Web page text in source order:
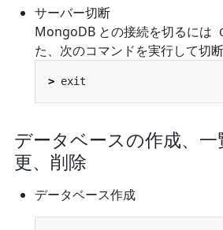
サーバー切断
MongoDB との接続を切るには
た、次のコマンドを実行して切
>
データベースの作成、一
更、削除
データベース作成